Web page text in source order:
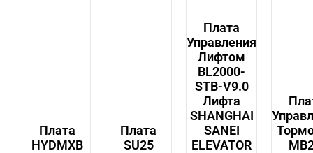
Плата
HYDMXB
Плата
SU25
Плата
Управления
Лифтом
BL2000-
STB-V9.0
Лифта
SHANGHAI
SANEI
ELEVATOR